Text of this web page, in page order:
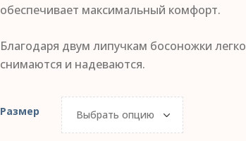
обеспечивает максимальный комфорт.
Благодаря двум липучкам босоножки легко
снимаются и надеваются.
Размер